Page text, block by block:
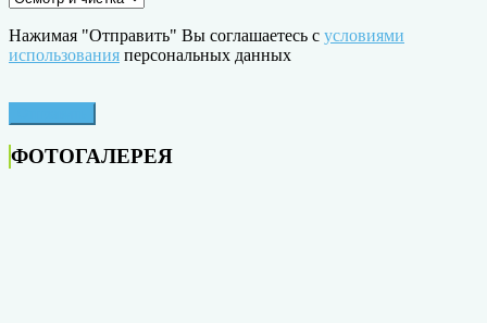
Нажимая "Отправить" Вы соглашаетесь с условиями
использования персональных данных
ФОТОГАЛЕРЕЯ